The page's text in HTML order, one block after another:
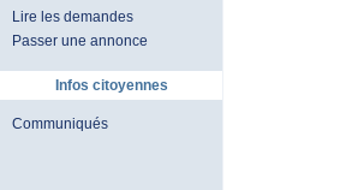
Lire les demandes
Passer une annonce
Infos citoyennes
Communiqués